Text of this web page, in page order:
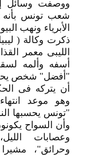
ووصفت وسائل
شعب تونس
الأبرياء ونهب
ذكرت وكالة (
الليبى معمر
أسفه وألمه
"أفضل" شخص
وهو موعد
"تونس يحسبها
وأن السواح
وعصابات
وحرائق"،